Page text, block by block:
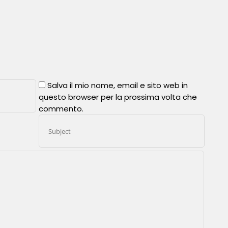
Salva il mio nome, email e sito web in
questo browser per la prossima volta che
commento.